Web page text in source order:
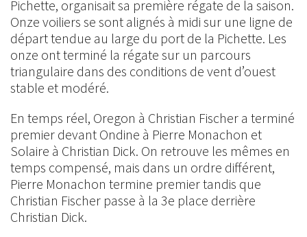
Pichette, organisait sa première régate de la saison.
Onze voiliers se sont alignés à midi sur une ligne de
départ tendue au large du port de la Pichette. Les
onze ont terminé la régate sur un parcours
triangulaire dans des conditions de vent d’ouest
stable et modéré.
En temps réel, Oregon à Christian Fischer a terminé
premier devant Ondine à Pierre Monachon et
Solaire à Christian Dick. On retrouve les mêmes en
temps compensé, mais dans un ordre différent,
Pierre Monachon termine premier tandis que
Christian Fischer passe à la 3e place derrière
Christian Dick.